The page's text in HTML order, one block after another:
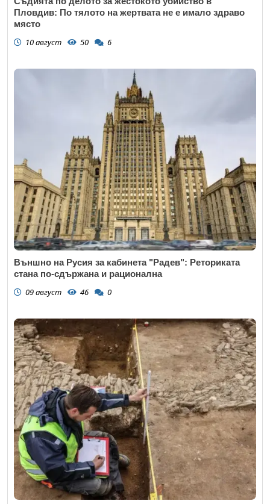
Пловдив: По тялото на жертвата не е имало здраво
място
10 август 50 6
Външно на Русия за кабинета "Радев": Реториката
стана по-сдържана и рационална
09 август 46 0